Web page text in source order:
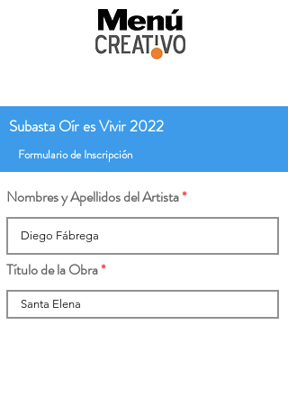
Subasta Oír es Vivir 2022
Formulario de Inscripción
Nombres y Apellidos del Artista
Título de la Obra